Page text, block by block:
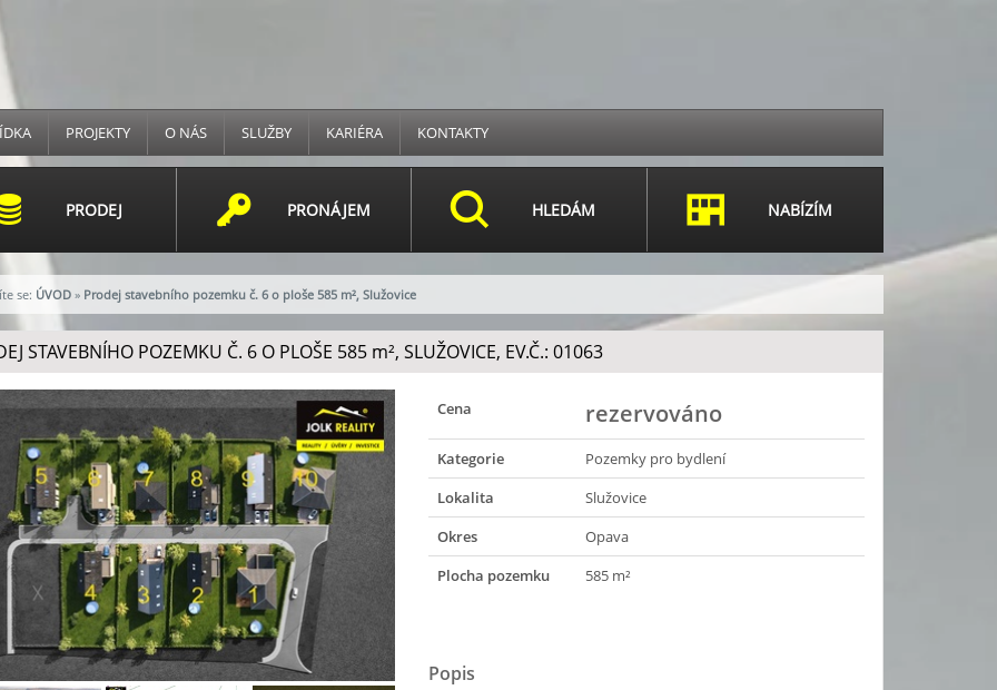
PROJEKTY O NÁS SLUŽBY KARIÉRA KONTAKTY
PRODEJ PRONÁJEM HLEDÁM NABÍZÍM
se: ÚVOD » Prodej stavebního pozemku č. 6 o ploše 585 m², Služovice
STAVEBNÍHO POZEMKU Č. 6 O PLOŠE 585 m², SLUŽOVICE, EV.Č.: 01063
Cena rezervováno
Kategorie
Pozemky pro bydlení
Lokalita
Služovice
Okres
Opava
Plocha pozemku
585 m²
Popis